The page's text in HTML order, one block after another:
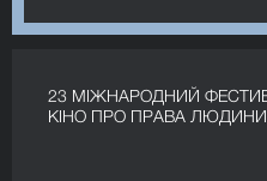
23 МІЖНАРОДНИЙ
КІНО ПРО ПРАВА ЛЮДИНИ